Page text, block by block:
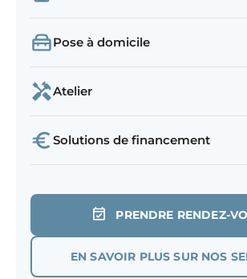
Pose à domicile
Atelier
Solutions de financement
PRENDRE RENDEZ-
EN SAVOIR PLUS SUR NOS